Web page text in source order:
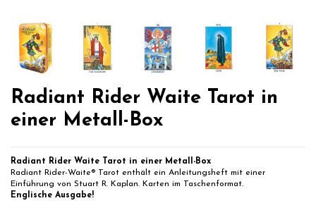
Radiant Rider Waite Tarot in
einer Metall-Box
Radiant Rider Waite Tarot in einer Metall-Box
Radiant Rider-Waite® Tarot enthält ein Anleitungsheft mit einer
Einführung von Stuart R. Kaplan. Karten im Taschenformat.
Englische Ausgabe!